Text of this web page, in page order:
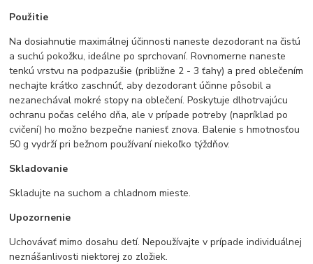
Použitie
Na dosiahnutie maximálnej účinnosti naneste dezodorant na čistú
a suchú pokožku, ideálne po sprchovaní. Rovnomerne naneste
tenkú vrstvu na podpazušie (približne 2 - 3 ťahy) a pred oblečením
nechajte krátko zaschnúť, aby dezodorant účinne pôsobil a
nezanechával mokré stopy na oblečení. Poskytuje dlhotrvajúcu
ochranu počas celého dňa, ale v prípade potreby (napríklad po
cvičení) ho možno bezpečne naniesť znova. Balenie s hmotnosťou
50 g vydrží pri bežnom používaní niekoľko týždňov.
Skladovanie
Skladujte na suchom a chladnom mieste.
Upozornenie
Uchovávať mimo dosahu detí. Nepoužívajte v prípade individuálnej
neznášanlivosti niektorej zo zložiek.